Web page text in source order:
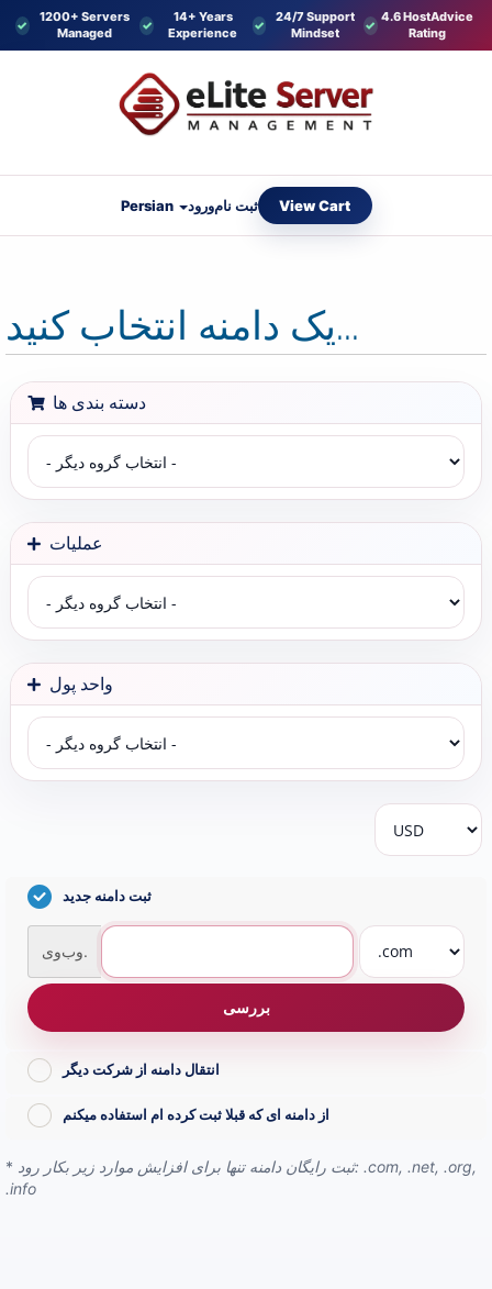
1200+ Servers
Managed
14+ Years
Experience
24/7 Support
Mindset
4.6 HostAdvice
Rating
Persian ورودثبت نام View Cart
یک دامنه انتخاب کنید...
دسته بندی ها
عملیات
واحد پول
ثبت دامنه جدید
وب‌وی.
بررسی
انتقال دامنه از شرکت دیگر
از دامنه ای که قبلا ثبت کرده ام استفاده میکنم
* ثبت رایگان دامنه تنها برای افزایش موارد زیر بکار رود: .com, .net, .org,
.info